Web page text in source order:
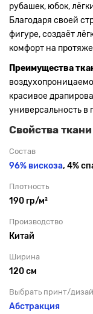
рубашек, юбок,
Благодаря своей
фигуре, создаёт
комфорт на
Преимущества
красивое
универсальность
Свойства ткани
Состав
96% вискоза, 4%
Плотность
190 гр/м²
Производство
Китай
Ширина
120 см
Выбрать принт/
Абстракция